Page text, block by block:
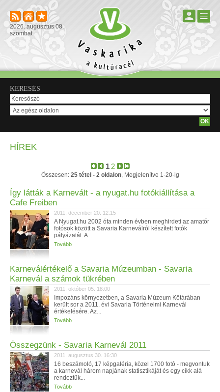
2026. augusztus 08.
szombat
KERESÉS
HÍREK
1 2
Összesen: 25 tétel - 2 oldalon, Megjelenítve 1-20-ig
Így látták a Karnevált - a nyugat.hu fotókiállítása a
Cafe Freiben
2011. december 20. 12:15
A Nyugat.hu 2002 óta minden évben meghirdeti az amatőr
fotósok között a Savaria Karneválról készített fotók
pályázatát. A...
Tovább
Karneválértékelő a Savaria Múzeumban - Savaria
Karnevál a számok tükrében
2011. október 05. 18:00
Impozáns környezetben, a Savaria Múzeum Kőtárában
került sor a 2011. évi Savaria Történelmi Karnevál
értékelésére. Az...
Tovább
Összegzünk - Savaria Karnevál 2011
2011. augusztus 30. 16:30
16 beszámoló, 17 képgaléria, közel 1700 fotó - megvontuk
a karnevál három napjának statisztikáját és egy cikk alá
rendeztük...
Tovább